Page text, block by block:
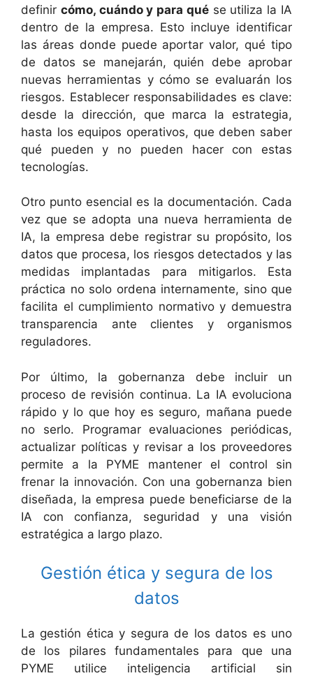
definir cómo, cuándo y para quése utiliza la IA
dentro de la empresa. Esto incluye identificar
las áreas donde puede aportar valor, qué tipo
de datos se manejarán, quién debe aprobar
nuevas herramientas y cómo se evaluarán los
riesgos. Establecer responsabilidades es clave:
desde la dirección, que marca la estrategia,
hasta los equipos operativos, que deben saber
qué pueden y no pueden hacer con estas
tecnologías.
Otro punto esencial es la documentación. Cada
vez que se adopta una nueva herramienta de
IA, la empresa debe registrar su propósito, los
datos que procesa, los riesgos detectados y las
medidas implantadas para mitigarlos. Esta
práctica no solo ordena internamente, sino que
facilita el cumplimiento normativo y demuestra
transparencia ante clientes y organismos
reguladores.
Por último, la gobernanza debe incluir un
proceso de revisión continua. La IA evoluciona
rápido y lo que hoy es seguro, mañana puede
no serlo. Programar evaluaciones periódicas,
actualizar políticas y revisar a los proveedores
permite a la PYME mantener el control sin
frenar la innovación. Con una gobernanza bien
diseñada, la empresa puede beneficiarse de la
IA con confianza, seguridad y una visión
estratégica a largo plazo.
Gestión ética y segura de los
datos
La gestión ética y segura de los datos es uno
de los pilares fundamentales para que una
PYME utilice inteligencia artificial sin